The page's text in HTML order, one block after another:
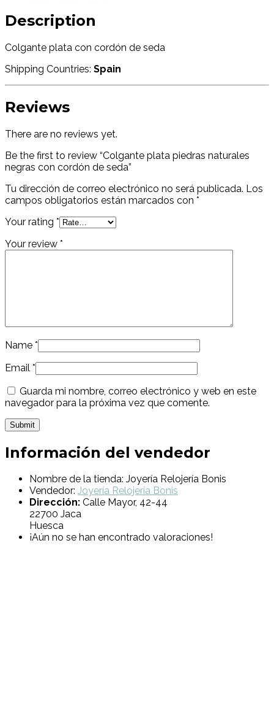
Description
Colgante plata con cordón de seda
Shipping Countries: Spain
Reviews
There are no reviews yet.
Be the first to review “Colgante plata piedras naturales
negras con cordón de seda”
Tu dirección de correo electrónico no será publicada. Los
campos obligatorios están marcados con *
Your rating *
Your review *
Name *
Email *
Guarda mi nombre, correo electrónico y web en este
navegador para la próxima vez que comente.
Información del vendedor
Nombre de la tienda: Joyería Relojería Bonis
Vendedor: Joyería Relojería Bonis
Dirección: Calle Mayor, 42-44
22700 Jaca
Huesca
¡Aún no se han encontrado valoraciones!